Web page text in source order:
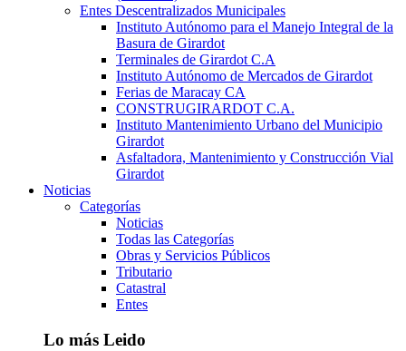
Entes Descentralizados Municipales
Instituto Autónomo para el Manejo Integral de la
Basura de Girardot
Terminales de Girardot C.A
Instituto Autónomo de Mercados de Girardot
Ferias de Maracay CA
CONSTRUGIRARDOT C.A.
Instituto Mantenimiento Urbano del Municipio
Girardot
Asfaltadora, Mantenimiento y Construcción Vial
Girardot
Noticias
Categorías
Noticias
Todas las Categorías
Obras y Servicios Públicos
Tributario
Catastral
Entes
Lo más Leido